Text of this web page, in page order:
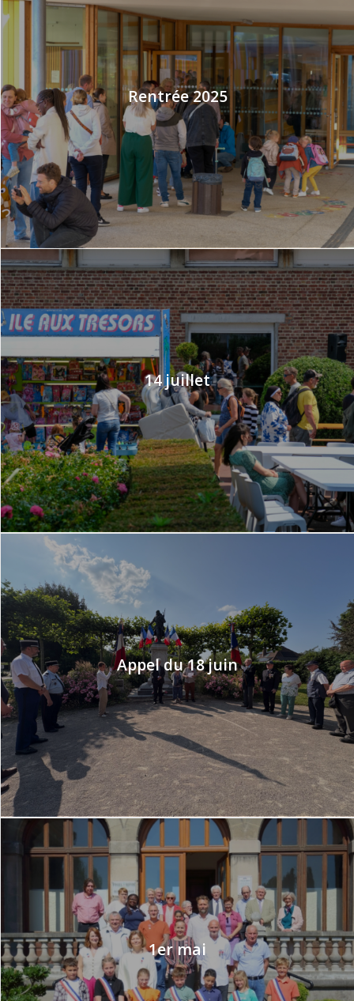
Rentrée 2025
14 juillet
Appel du 18 juin
1er mai